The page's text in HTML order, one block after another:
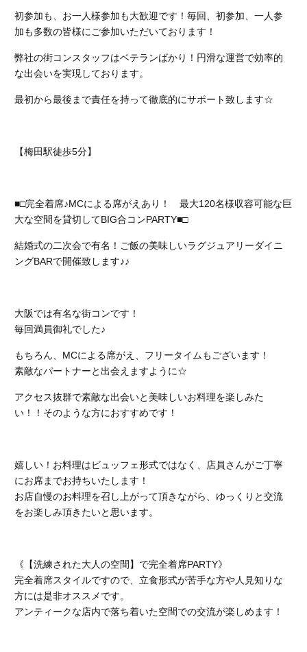
初参加も、お一人様参加も大歓迎です！毎回、初参加、一人参
加も多数の皆様にご参加いただいております！
弊社の街コンスタッフはベテランばかり！円滑な運営で効率的
な出会いを実現しております。
最初から最後まで責任を持って徹底的にサポート致します☆
【梅田駅徒歩5分】
■□完全着席♪MCによる席がえあり！ 最大120名様収容可能な巨
大な空間を貸切してBIG合コンPARTY■□
結婚式の二次会で有名！ご飯の美味しいラグジュアリーダイニ
ングBARで開催致します♪♪
大阪では有名な街コンです！
毎回満員御礼でした♪
もちろん、MCによる席がえ、フリータイムもございます！
素敵なパートナーと出会えますように☆
アクセス抜群で素敵な出会いと美味しいお料理を楽しみた
い！！そのような方におすすめです！
嬉しい！お料理はビュッフェ形式ではなく、店員さんがご丁寧
にお席までお持ちいたします！
お店自慢のお料理を召し上がって頂きながら、ゆっくりと交流
をお楽しみ頂きたいと思います。
《【洗練された大人の空間】で完全着席PARTY》
完全着席スタイルですので、立食形式が苦手な方や人見知りな
方には是非オススメです。
アンティークな店内で落ち着いた空間での交流が楽しめます！